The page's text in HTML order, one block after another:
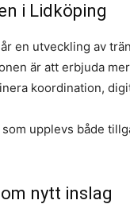
i Lidköping
en utveckling av
är att erbjuda
koordination,
upplevs både
nytt inslag